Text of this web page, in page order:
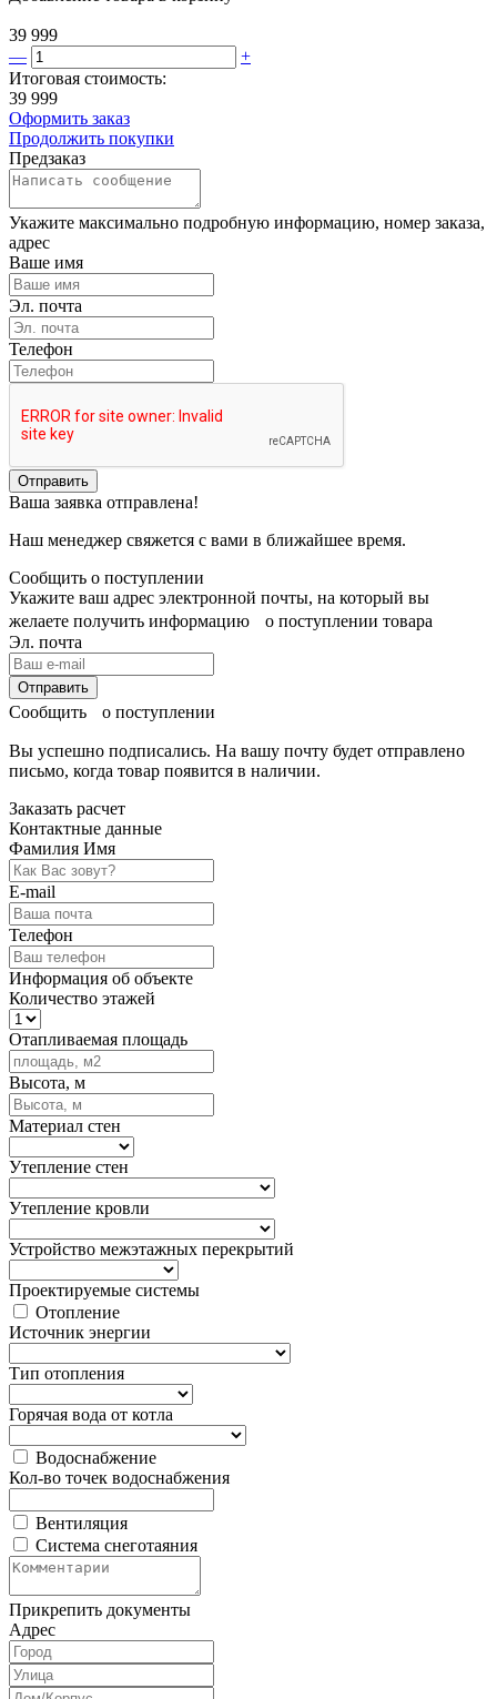
39 999
—
+
Итоговая стоимость:
39 999
Оформить заказ
Продолжить покупки
Предзаказ
Укажите максимально подробную информацию, номер заказа,
адрес
Ваше имя
Эл. почта
Телефон
Отправить
Ваша заявка отправлена!
Наш менеджер свяжется с вами в ближайшее время.
Сообщить о поступлении
Укажите ваш адрес электронной почты, на который вы
желаете получить информацию о поступлении товара
Эл. почта
Отправить
Сообщить о поступлении
Вы успешно подписались. На вашу почту будет отправлено
письмо, когда товар появится в наличии.
Заказать расчет
Контактные данные
Фамилия Имя
E-mail
Телефон
Информация об объекте
Количество этажей
Отапливаемая площадь
Высота, м
Материал стен
Утепление стен
Утепление кровли
Устройство межэтажных перекрытий
Проектируемые системы
Отопление
Источник энергии
Тип отопления
Горячая вода от котла
Водоснабжение
Кол-во точек водоснабжения
Вентиляция
Система снеготаяния
Прикрепить документы
Адрес